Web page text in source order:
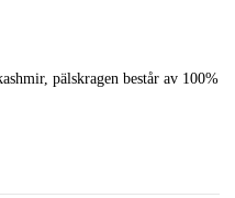
pälskragen består av 100%